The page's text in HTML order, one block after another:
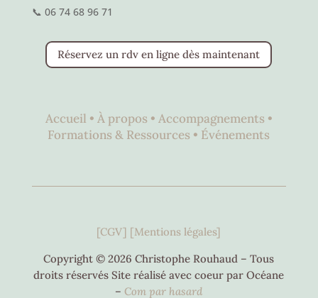
📞 06 74 68 96 71
Réservez un rdv en ligne dès maintenant
Accueil • À propos • Accompagnements •
Formations & Ressources • Événements
[CGV] [Mentions légales]
Copyright © 2026 Christophe Rouhaud – Tous
droits réservés Site réalisé avec coeur par Océane
– Com par hasard